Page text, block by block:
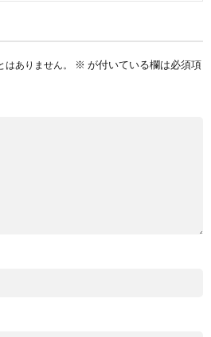
ありません。 ※ が付いている欄は必須項